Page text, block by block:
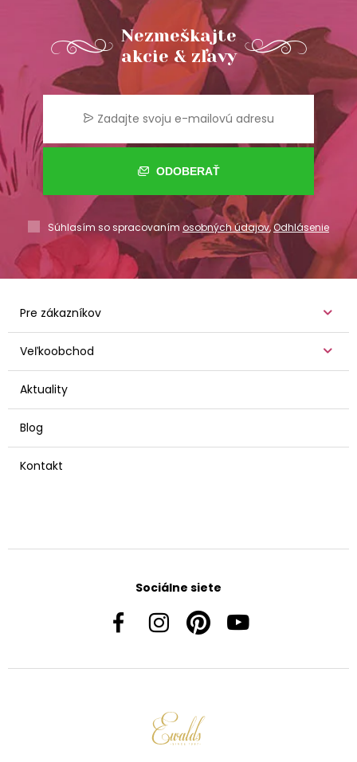
Nezmeškajte
akcie & zľavy
ODOBERAŤ
Súhlasím so spracovaním osobných údajov,Odhlásenie
Pre zákazníkov
Veľkoobchod
Aktuality
Blog
Kontakt
Sociálne siete